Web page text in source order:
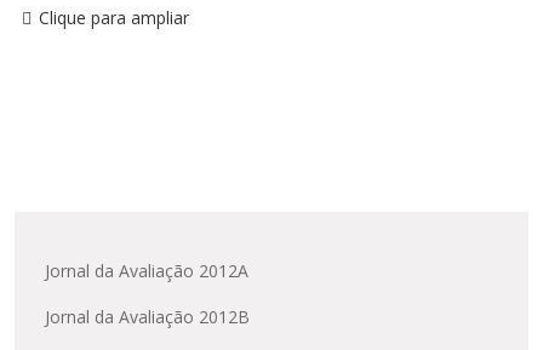
Clique para ampliar
Jornal da Avaliação 2012A
Jornal da Avaliação 2012B